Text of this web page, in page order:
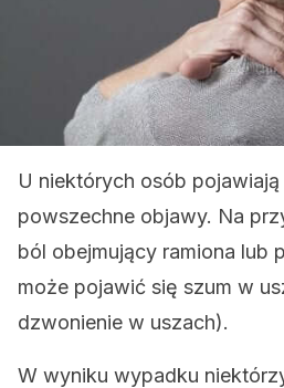
U niektórych osób pojawiają
powszechne objawy. Na
ból obejmujący ramiona lub
może pojawić się szum w
dzwonienie w uszach).
W wyniku wypadku